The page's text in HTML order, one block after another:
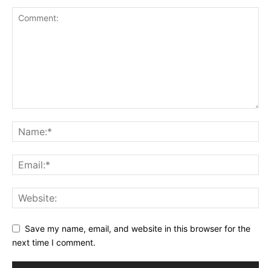
Save my name, email, and website in this browser for the
next time I comment.